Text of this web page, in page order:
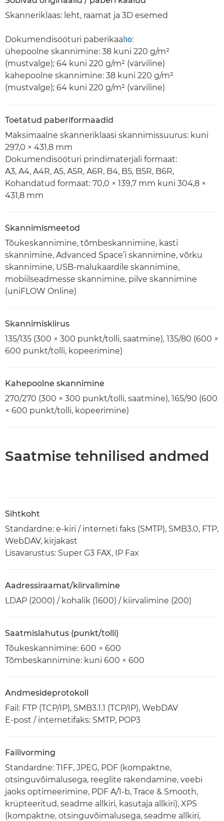
Skanneriklaas: leht, raamat ja 3D esemed
Dokumendisööturi paberikaal 10:
ühepoolne skannimine: 38 kuni 220 g/m²
(mustvalge); 64 kuni 220 g/m² (värviline)
kahepoolne skannimine: 38 kuni 220 g/m²
(mustvalge); 64 kuni 220 g/m² (värviline)
Toetatud paberiformaadid
Maksimaalne skanneriklaasi skannimissuurus: kuni
297,0 × 431,8 mm
Dokumendisööturi prindimaterjali formaat:
A3, A4, A4R, A5, A5R, A6R, B4, B5, B5R, B6R,
Kohandatud formaat: 70,0 × 139,7 mm kuni 304,8 ×
431,8 mm
Skannimismeetod
Tõukeskannimine, tõmbeskannimine, kasti
skannimine, Advanced Space’i skannimine, võrku
skannimine, USB-mälukaardile skannimine,
mobiilseadmesse skannimine, pilve skannimine
(uniFLOW Online)
Skannimiskiirus
135/135 (300 × 300 punkt/tolli, saatmine), 135/80 (600 ×
600 punkt/tolli, kopeerimine)
Kahepoolne skannimine
270/270 (300 × 300 punkt/tolli, saatmine), 165/90 (600
× 600 punkt/tolli, kopeerimine)
Saatmise tehnilised andmed
Sihtkoht
Standardne: e-kiri / interneti faks (SMTP), SMB3.0, FTP,
WebDAV, kirjakast
Lisavarustus: Super G3 FAX, IP Fax
Aadressiraamat/kiirvalimine
LDAP (2000) / kohalik (1600) / kiirvalimine (200)
Saatmislahutus (punkt/tolli)
Tõukeskannimine: 600 × 600
Tõmbeskannimine: kuni 600 × 600
Andmesideprotokoll
Fail: FTP (TCP/IP), SMB3.1.1 (TCP/IP), WebDAV
E-post / internetifaks: SMTP, POP3
Failivorming
Standardne: TIFF, JPEG, PDF (kompaktne,
otsinguvõimalusega, reeglite rakendamine, veebi
jaoks optimeerimine, PDF A/1-b, Trace & Smooth,
krüpteeritud, seadme allkiri, kasutaja allkiri), XPS
(kompaktne, otsinguvõimalusega, seadme allkiri,